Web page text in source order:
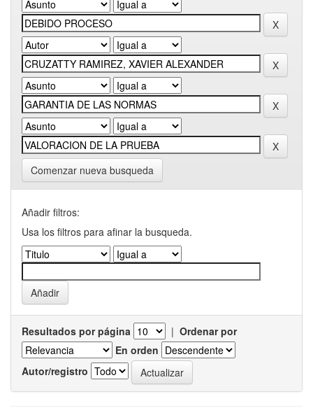
Comenzar nueva busqueda
Añadir filtros:
Usa los filtros para afinar la busqueda.
Resultados por página | Ordenar por
En orden
Autor/registro